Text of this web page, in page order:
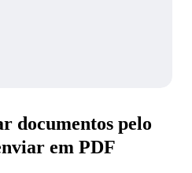
documentos pelo
em PDF